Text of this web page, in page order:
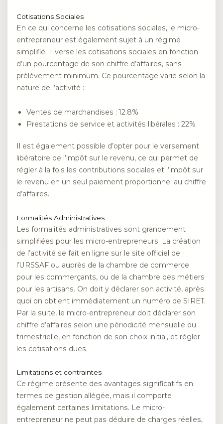
Cotisations Sociales
En ce qui concerne les cotisations sociales, le micro-
entrepreneur est également sujet à un régime
simplifié. Il verse les cotisations sociales en fonction
d’un pourcentage de son chiffre d’affaires, sans
prélèvement minimum. Ce pourcentage varie selon la
nature de l’activité :
Ventes de marchandises : 12.8%
Prestations de service et activités libérales : 22%
Il est également possible d’opter pour le versement
libératoire de l’impôt sur le revenu, ce qui permet de
régler à la fois les contributions sociales et l’impôt sur
le revenu en un seul paiement proportionnel au chiffre
d’affaires.
Formalités Administratives
Les formalités administratives sont grandement
simplifiées pour les micro-entrepreneurs. La création
de l’activité se fait en ligne sur le site officiel de
l’URSSAF ou auprès de la chambre de commerce
pour les commerçants, ou de la chambre des métiers
pour les artisans. On doit y déclarer son activité, après
quoi on obtient immédiatement un numéro de SIRET.
Par la suite, le micro-entrepreneur doit déclarer son
chiffre d’affaires selon une périodicité mensuelle ou
trimestrielle, en fonction de son choix initial, et régler
les cotisations dues.
Limitations et contraintes
Ce régime présente des avantages significatifs en
termes de gestion allégée, mais il comporte
également certaines limitations. Le micro-
entrepreneur ne peut pas déduire de charges réelles,